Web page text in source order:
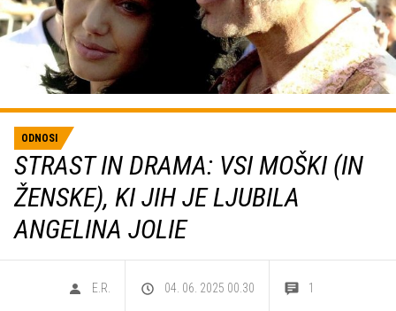
ODNOSI
STRAST IN DRAMA: VSI MOŠKI (IN
ŽENSKE), KI JIH JE LJUBILA
ANGELINA JOLIE
E.R. 04. 06. 2025 00.30 1